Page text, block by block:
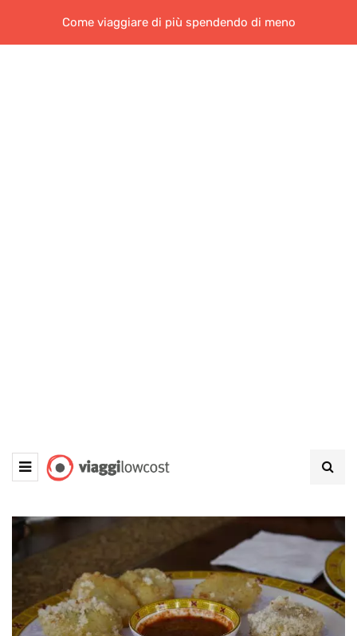
Come viaggiare di più spendendo di meno